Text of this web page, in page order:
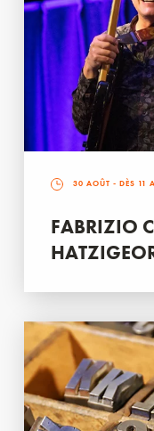
30 AOÛT - DÈS 11
FABRIZIO